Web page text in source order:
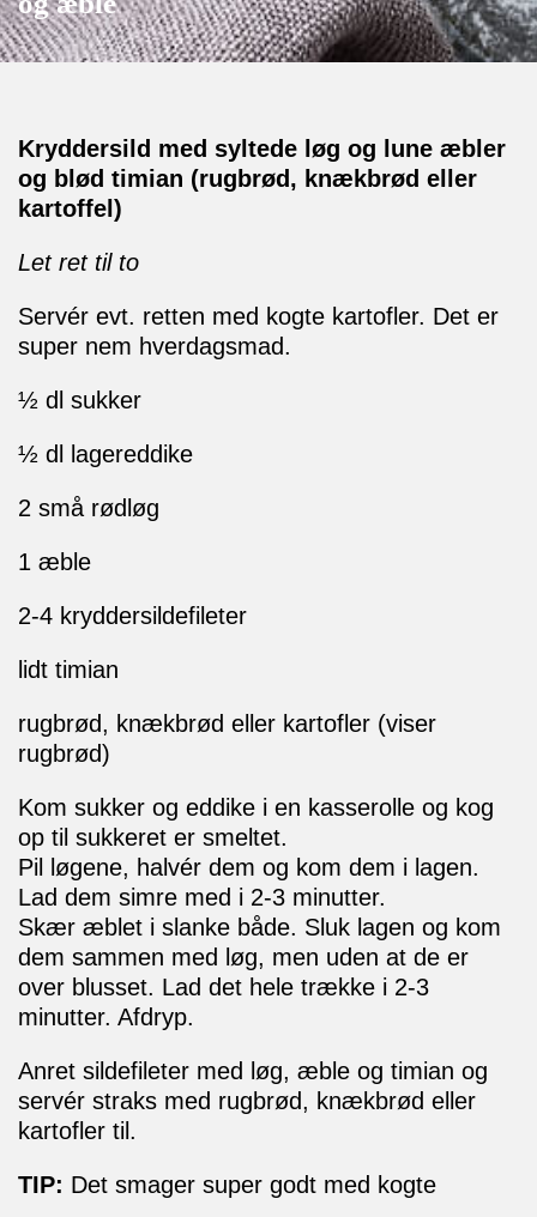
Kryddersild med syltede løg og lune æbler
og blød timian (rugbrød, knækbrød eller
kartoffel)
Let ret til to
Servér evt. retten med kogte kartofler. Det er
super nem hverdagsmad.
½ dl sukker
½ dl lagereddike
2 små rødløg
1 æble
2-4 kryddersildefileter
lidt timian
rugbrød, knækbrød eller kartofler (viser
rugbrød)
Kom sukker og eddike i en kasserolle og kog
op til sukkeret er smeltet.
Pil løgene, halvér dem og kom dem i lagen.
Lad dem simre med i 2-3 minutter.
Skær æblet i slanke både. Sluk lagen og kom
dem sammen med løg, men uden at de er
over blusset. Lad det hele trække i 2-3
minutter. Afdryp.
Anret sildefileter med løg, æble og timian og
servér straks med rugbrød, knækbrød eller
kartofler til.
TIP: Det smager super godt med kogte